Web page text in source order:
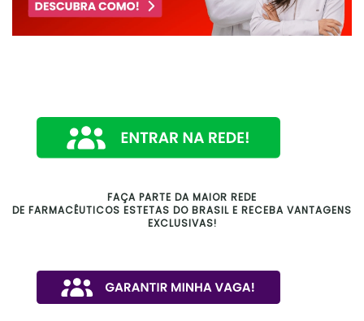
FAÇA PARTE DA MAIOR REDE
DE FARMACÊUTICOS ESTETAS DO BRASIL E RECEBA VANTAGENS
EXCLUSIVAS!